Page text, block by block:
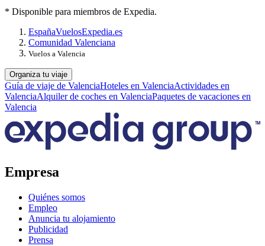
* Disponible para miembros de Expedia.
EspañaVuelosExpedia.es
Comunidad Valenciana
Vuelos a Valencia
Organiza tu viaje
Guía de viaje de ValenciaHoteles en ValenciaActividades en
ValenciaAlquiler de coches en ValenciaPaquetes de vacaciones en
Valencia
Empresa
Quiénes somos
Empleo
Anuncia tu alojamiento
Publicidad
Prensa